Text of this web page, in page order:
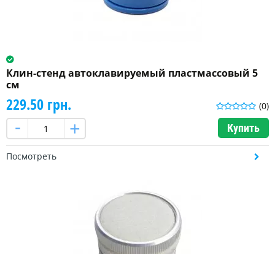
Клин-стенд автоклавируемый пластмассовый 5
см
(0)
229.50 грн.
Купить
Посмотреть